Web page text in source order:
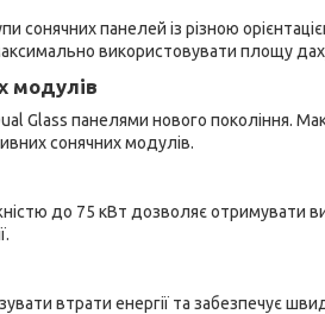
сонячних панелей із різною
використовувати площу
модулів
Glass панелями нового покоління.
сонячних модулів.
до 75 кВт дозволяє отримувати
втрати енергії та забезпечує